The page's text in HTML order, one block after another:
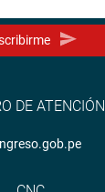
DE ATENCIÓN